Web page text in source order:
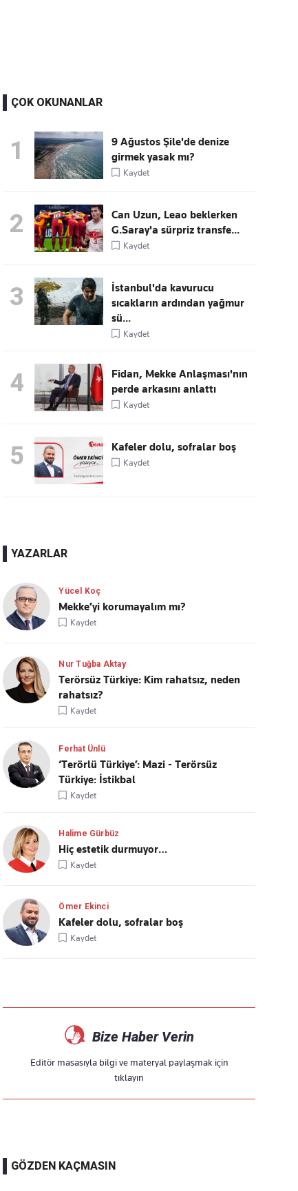
ÇOK OKUNANLAR
1
9 Ağustos Şile'de denize
girmek yasak mı?
Kaydet
2
Can Uzun, Leao beklerken
G.Saray'a sürpriz transfe...
Kaydet
3
İstanbul'da kavurucu
sıcakların ardından yağmur
sü...
Kaydet
4
Fidan, Mekke Anlaşması'nın
perde arkasını anlattı
Kaydet
5 Kafeler dolu, sofralar boş
Kaydet
YAZARLAR
Yücel Koç
Mekke’yi korumayalım mı?
Kaydet
Nur Tuğba Aktay
Terörsüz Türkiye: Kim rahatsız, neden
rahatsız?
Kaydet
Ferhat Ünlü
‘Terörlü Türkiye’: Mazi - Terörsüz
Türkiye: İstikbal
Kaydet
Halime Gürbüz
Hiç estetik durmuyor…
Kaydet
Ömer Ekinci
Kafeler dolu, sofralar boş
Kaydet
Bize Haber Verin
Editör masasıyla bilgi ve materyal paylaşmak için
tıklayın
GÖZDEN KAÇMASIN